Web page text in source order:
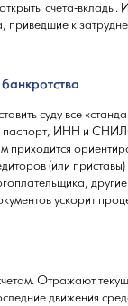
счета-вклады.
приведшие к
суду все
паспорт, ИНН и
приходится
(или приставы)
ускорит
Отражают
движения